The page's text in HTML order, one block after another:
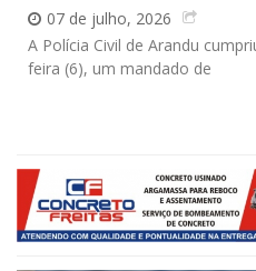
07 de julho, 2026
A Polícia Civil de Arandu
feira (6), um mandado de